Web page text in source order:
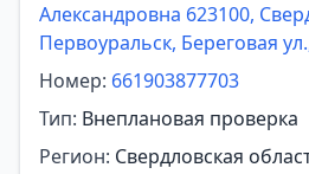
Александровна 623100,
Первоуральск, Береговая
Номер: 661903877703
Тип: Внеплановая проверка
Регион: Свердловская